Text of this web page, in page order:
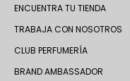
ENCUENTRA TU TIENDA
TRABAJA CON NOSOTROS
CLUB PERFUMERÍA
BRAND AMBASSADOR